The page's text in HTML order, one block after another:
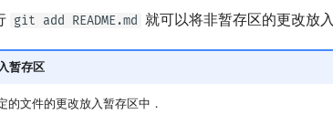
git add README.md 就可以将非暂存区的更改放
暂存区
的文件的更改放入暂存区中．